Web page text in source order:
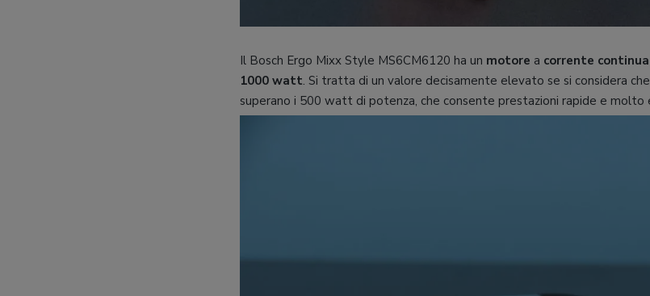
Il Bosch Ergo Mixx Style MS6CM6120 ha un motore a corrente continua
1000 watt. Si tratta di un valore decisamente elevato se si considera
superano i 500 watt di potenza, che consente prestazioni rapide e molto